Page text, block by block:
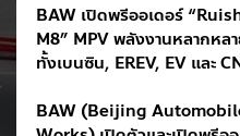
BAW เปิดพรีออเดอร์
M8” MPV พลังงานหลากหล
ทั้งเบนซิน, EREV, EV และ
BAW (Beijing